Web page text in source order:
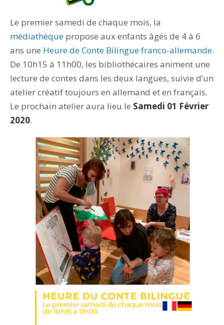
Le premier samedi de chaque mois, la
médiathèque propose aux enfants âgés de 4 à 6
ans une Heure de Conte Bilingue franco-allemande.
De 10h15 à 11h00, les bibliothécaires animent une
lecture de contes dans les deux langues, suivie d’un
atelier créatif toujours en allemand et en français.
Le prochain atelier aura lieu le Samedi 01 Février
2020.